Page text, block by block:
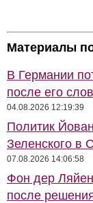
Материалы
В Германии
после его
04.08.2026 12:19:39
Политик
Зеленского в
07.08.2026 14:06:58
Фон дер
после